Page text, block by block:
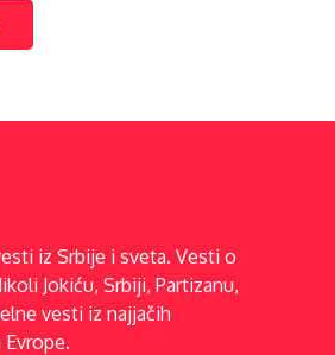
iz Srbije i sveta. Vesti o
Jokiću, Srbiji, Partizanu,
vesti iz najjačih